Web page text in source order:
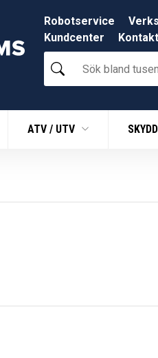
Robotservice
Kundcenter
Kontakt
Sök
bland
produkter
ATV / UTV